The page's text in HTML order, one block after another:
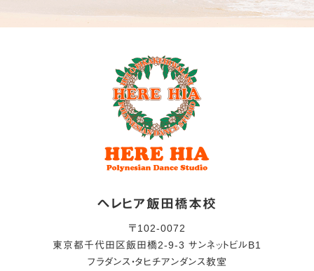
ヘレヒア飯田橋本校
〒102-0072
東京都千代田区飯田橋2-9-3 サンネットビルB1
フラダンス・タヒチアンダンス教室